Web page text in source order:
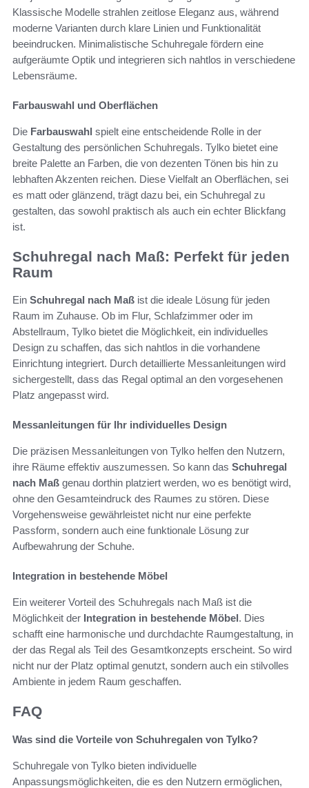
Klassische Modelle strahlen zeitlose Eleganz aus, während
moderne Varianten durch klare Linien und Funktionalität
beeindrucken. Minimalistische Schuhregale fördern eine
aufgeräumte Optik und integrieren sich nahtlos in verschiedene
Lebensräume.
Farbauswahl und Oberflächen
Die Farbauswahl spielt eine entscheidende Rolle in der
Gestaltung des persönlichen Schuhregals. Tylko bietet eine
breite Palette an Farben, die von dezenten Tönen bis hin zu
lebhaften Akzenten reichen. Diese Vielfalt an Oberflächen, sei
es matt oder glänzend, trägt dazu bei, ein Schuhregal zu
gestalten, das sowohl praktisch als auch ein echter Blickfang
ist.
Schuhregal nach Maß: Perfekt für jeden
Raum
Ein Schuhregal nach Maß ist die ideale Lösung für jeden
Raum im Zuhause. Ob im Flur, Schlafzimmer oder im
Abstellraum, Tylko bietet die Möglichkeit, ein individuelles
Design zu schaffen, das sich nahtlos in die vorhandene
Einrichtung integriert. Durch detaillierte Messanleitungen wird
sichergestellt, dass das Regal optimal an den vorgesehenen
Platz angepasst wird.
Messanleitungen für Ihr individuelles Design
Die präzisen Messanleitungen von Tylko helfen den Nutzern,
ihre Räume effektiv auszumessen. So kann das Schuhregal
nach Maß genau dorthin platziert werden, wo es benötigt wird,
ohne den Gesamteindruck des Raumes zu stören. Diese
Vorgehensweise gewährleistet nicht nur eine perfekte
Passform, sondern auch eine funktionale Lösung zur
Aufbewahrung der Schuhe.
Integration in bestehende Möbel
Ein weiterer Vorteil des Schuhregals nach Maß ist die
Möglichkeit der Integration in bestehende Möbel. Dies
schafft eine harmonische und durchdachte Raumgestaltung, in
der das Regal als Teil des Gesamtkonzepts erscheint. So wird
nicht nur der Platz optimal genutzt, sondern auch ein stilvolles
Ambiente in jedem Raum geschaffen.
FAQ
Was sind die Vorteile von Schuhregalen von Tylko?
Schuhregale von Tylko bieten individuelle
Anpassungsmöglichkeiten, die es den Nutzern ermöglichen,